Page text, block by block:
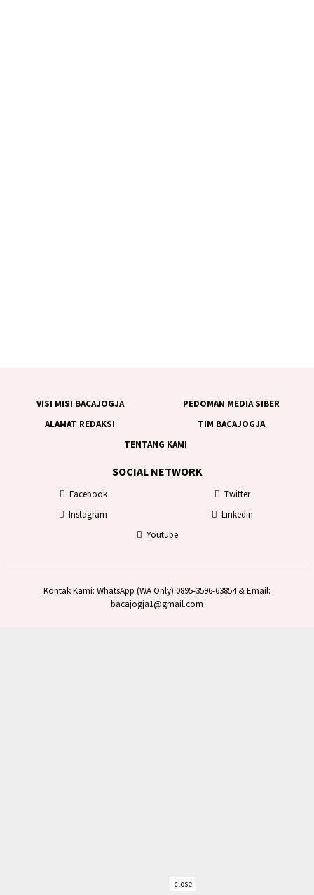
VISI MISI BACAJOGJA
PEDOMAN MEDIA SIBER
ALAMAT REDAKSI
TIM BACAJOGJA
TENTANG KAMI
SOCIAL NETWORK
Facebook
Twitter
Instagram
Linkedin
Youtube
Kontak Kami: WhatsApp (WA Only) 0895-3596-63854 & Email:
bacajogja1@gmail.com
close